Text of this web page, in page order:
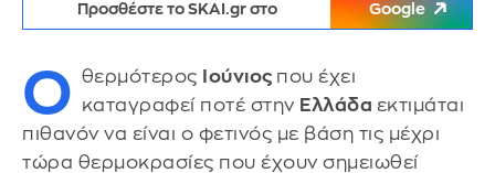
Προσθέστε το SKAI.gr στο Google
Ο θερμότερος Ιούνιος που έχει
καταγραφεί ποτέ στην Ελλάδα εκτιμάται
πιθανόν να είναι ο φετινός με βάση τις μέχρι
τώρα θερμοκρασίες που έχουν σημειωθεί